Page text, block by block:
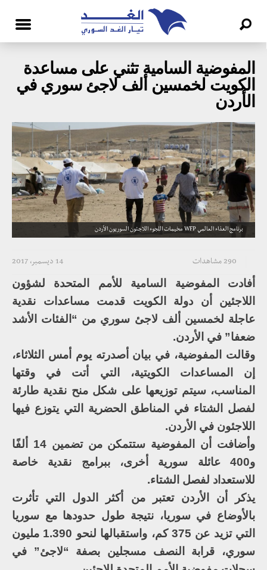
المفوضية السامية تثني على مساعدة
الكويت لخمسين ألف لاجئ سوري في
الأردن
برنامج الغذاء العالمي WFP مخيمات اللجوء اللاجئون السوريون الأردن
14 ديسمبر، 2017 290 مشاهدات
أفادت المفوضية السامية للأمم المتحدة لشؤون
اللاجئين أن دولة الكويت قدمت مساعدات نقدية
عاجلة لخمسين ألف لاجئ سوري من “الفئات الأشد
ضعفا” في الأردن.
وقالت المفوضية، في بيان أصدرته يوم أمس الثلاثاء،
إن المساعدات الكويتية، التي أتت في وقتها
المناسب، سيتم توزيعها على شكل منح نقدية طارئة
لفصل الشتاء في المناطق الحضرية التي يتوزع فيها
اللاجئون في الأردن.
وأضافت أن المفوضية ستتمكن من تضمين 14 ألفًا
و400 عائلة سورية أخرى، ببرامج نقدية خاصة
للاستعداد لفصل الشتاء.
يذكر أن الأردن تعتبر من أكثر الدول التي تأثرت
بالأوضاع في سوريا، نتيجة طول حدودها مع سوريا
التي تزيد عن 375 كم، واستقبالها لنحو 1.390 مليون
سوري، قرابة النصف مسجلين بصفة “لاجئ” في